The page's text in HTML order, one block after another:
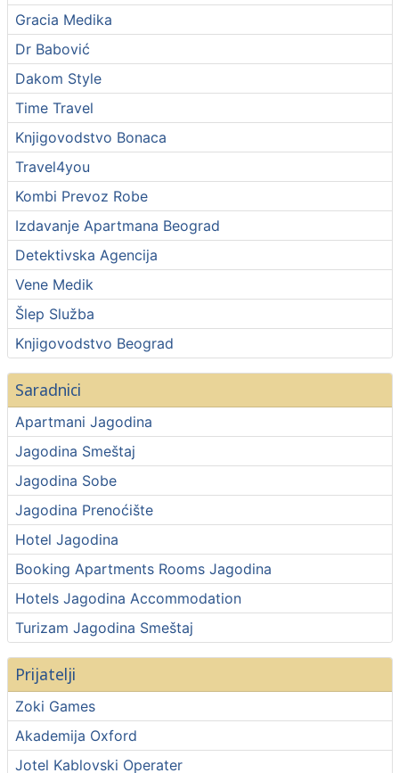
Gracia Medika
Dr Babović
Dakom Style
Time Travel
Knjigovodstvo Bonaca
Travel4you
Kombi Prevoz Robe
Izdavanje Apartmana Beograd
Detektivska Agencija
Vene Medik
Šlep Služba
Knjigovodstvo Beograd
Saradnici
Apartmani Jagodina
Jagodina Smeštaj
Jagodina Sobe
Jagodina Prenoćište
Hotel Jagodina
Booking Apartments Rooms Jagodina
Hotels Jagodina Accommodation
Turizam Jagodina Smeštaj
Prijatelji
Zoki Games
Akademija Oxford
Jotel Kablovski Operater